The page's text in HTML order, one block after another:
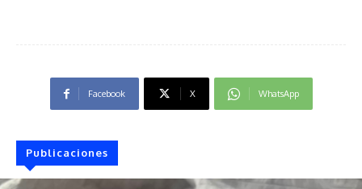
Facebook X WhatsApp
Publicaciones